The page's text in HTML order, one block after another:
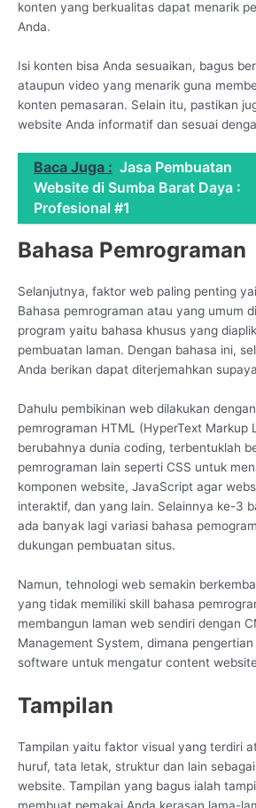
konten yang berkualitas dapat menarik
Anda.
Isi konten bisa Anda sesuaikan, bagus
ataupun video yang menarik guna
konten pemasaran. Selain itu, pastikan
website Anda informatif dan sesuai
Baca Juga : Jasa Pembuatan
Website di Sumba Barat Daya :
Profesional #1
Bahasa Pemrograman
Selanjutnya, faktor web paling penting
Bahasa pemrograman atau yang umum
program yaitu bahasa khusus yang
pembuatan laman. Dengan bahasa ini,
Anda berikan dapat diterjemahkan
Dahulu pembikinan web dilakukan
pemrograman HTML (HyperText Markup
berubahnya dunia coding, terbentuklah
pemrograman lain seperti CSS untuk
komponen website, JavaScript agar
interaktif, dan yang lain. Selainnya ke-3
ada banyak lagi variasi bahasa
dukungan pembuatan situs.
Namun, tehnologi web semakin
yang tidak memiliki skill bahasa
membangun laman web sendiri dengan
Management System, dimana
software untuk mengatur content
Tampilan
Tampilan yaitu faktor visual yang terdiri
huruf, tata letak, struktur dan lain
website. Tampilan yang bagus ialah
membuat pemakai Anda kerasan lama-